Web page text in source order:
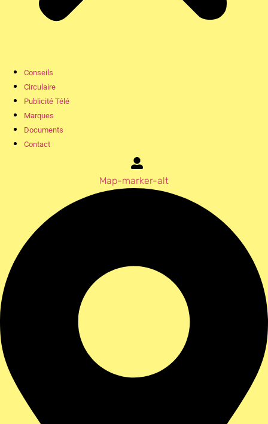
Conseils
Circulaire
Publicité Télé
Marques
Documents
Contact
Map-marker-alt